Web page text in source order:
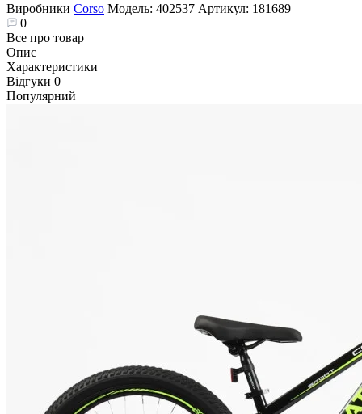
Виробники Corso Модель: 402537 Артикул: 181689
0
Все про товар
Опис
Характеристики
Відгуки 0
Популярний